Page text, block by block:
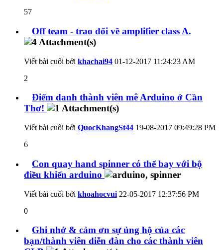
57
Off team - trao đổi về amplifier class A.
Viết bài cuối bởi khachai94 01-12-2017 11:24:23 AM
2
Điểm danh thành viên mê Arduino ở Cần
Thơ!
Viết bài cuối bởi QuocKhangSt44 19-08-2017 09:49:28 PM
6
Con quay hand spinner có thể bay với bộ
điều khiển arduino
Viết bài cuối bởi khoahocvui 22-05-2017 12:37:56 PM
0
Ghi nhớ & cảm ơn sự ủng hộ của các
bạn/thành viên diễn đàn cho các thành viên